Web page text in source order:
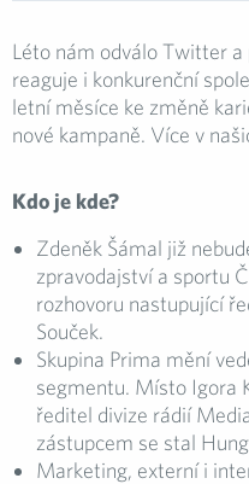
Léto nám odválo Twitter
reaguje i konkurenční
letní měsíce ke změně
nové kampaně. Více v
Kdo je kde?
Zdeněk Šámal již
zpravodajství a sportu
rozhovoru nastupující
Souček.
Skupina Prima mění
segmentu. Místo Igora
ředitel divize rádií
zástupcem se stal
Marketing, externí i